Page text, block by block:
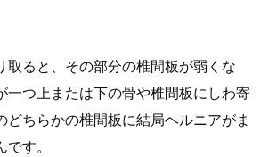
取ると、その部分の椎間板が弱くな
一つ上または下の骨や椎間板にしわ寄
どちらかの椎間板に結局ヘルニアがま
す。